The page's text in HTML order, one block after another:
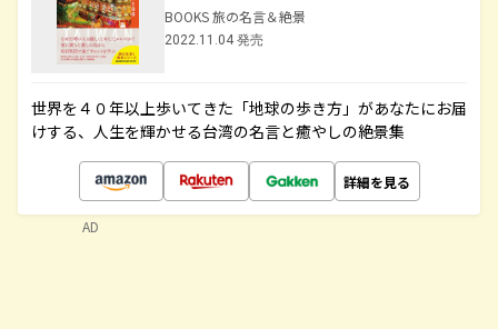
BOOKS 旅の名言＆絶景
2022.11.04 発売
世界を４０年以上歩いてきた「地球の歩き方」があなたにお届
けする、人生を輝かせる台湾の名言と癒やしの絶景集
詳細を見る
AD